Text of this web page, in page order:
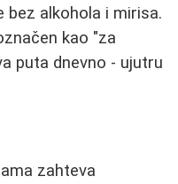
bez alkohola i mirisa.
kao "za
puta dnevno - ujutru
zahteva